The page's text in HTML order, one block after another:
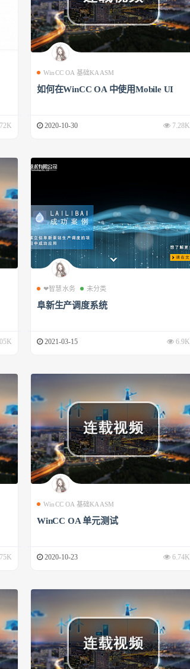
WinCC OA 基础KAASM
如何在WinCC OA 中使用Mobile UI
2020-10-30 7.28K
❤智慧水务 未分类
阜新生产调度系统
2021-03-15 6.9K
WinCC OA 基础KAASM
WinCC OA 单元测试
2020-10-23 6.74K